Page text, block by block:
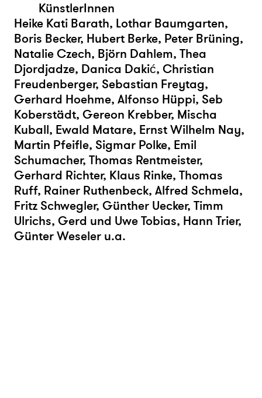
KünstlerInnen
Heike Kati Barath, Lothar Baumgarten,
Boris Becker, Hubert Berke, Peter Brüning,
Natalie Czech, Björn Dahlem, Thea
Djordjadze, Danica Dakić, Christian
Freudenberger, Sebastian Freytag,
Gerhard Hoehme, Alfonso Hüppi, Seb
Koberstädt, Gereon Krebber, Mischa
Kuball, Ewald Matare, Ernst Wilhelm Nay,
Martin Pfeifle, Sigmar Polke, Emil
Schumacher, Thomas Rentmeister,
Gerhard Richter, Klaus Rinke, Thomas
Ruff, Rainer Ruthenbeck, Alfred Schmela,
Fritz Schwegler, Günther Uecker, Timm
Ulrichs, Gerd und Uwe Tobias, Hann Trier,
Günter Weseler u.a.